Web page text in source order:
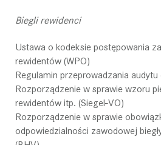
Biegli rewidenci
Ustawa o kodeksie postępowania
rewidentów (WPO)
Regulamin przeprowadzania audytu
Rozporządzenie w sprawie wzoru
rewidentów itp. (Siegel-VO)
Rozporządzenie w sprawie
odpowiedzialności zawodowej